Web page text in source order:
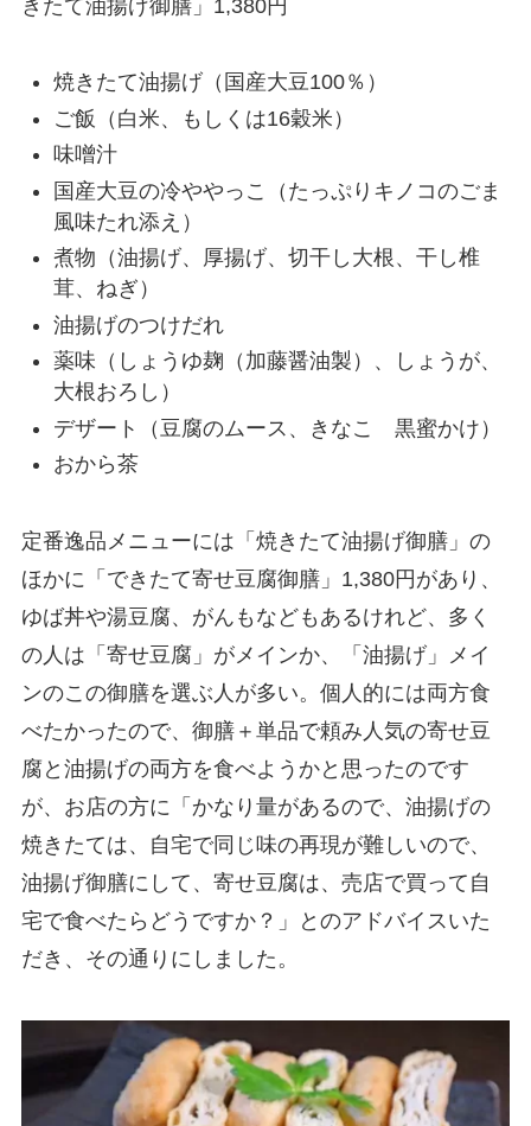
きたて油揚げ御膳」1,380円
焼きたて油揚げ（国産大豆100％）
ご飯（白米、もしくは16穀米）
味噌汁
国産大豆の冷ややっこ（たっぷりキノコのごま
風味たれ添え）
煮物（油揚げ、厚揚げ、切干し大根、干し椎
茸、ねぎ）
油揚げのつけだれ
薬味（しょうゆ麹（加藤醤油製）、しょうが、
大根おろし）
デザート（豆腐のムース、きなこ 黒蜜かけ）
おから茶
定番逸品メニューには「焼きたて油揚げ御膳」の
ほかに「できたて寄せ豆腐御膳」1,380円があり、
ゆば丼や湯豆腐、がんもなどもあるけれど、多く
の人は「寄せ豆腐」がメインか、「油揚げ」メイ
ンのこの御膳を選ぶ人が多い。個人的には両方食
べたかったので、御膳＋単品で頼み人気の寄せ豆
腐と油揚げの両方を食べようかと思ったのです
が、お店の方に「かなり量があるので、油揚げの
焼きたては、自宅で同じ味の再現が難しいので、
油揚げ御膳にして、寄せ豆腐は、売店で買って自
宅で食べたらどうですか？」とのアドバイスいた
だき、その通りにしました。